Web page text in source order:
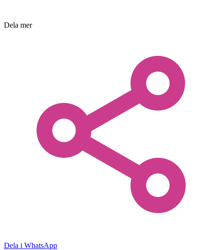
Dela mer
Dela i WhatsApp